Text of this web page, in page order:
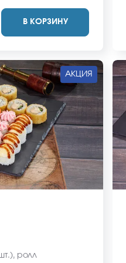
васаби и соевый
заказа. *Внешний
фото на сайте.
В КОРЗИНУ
АКЦИЯ
ролл